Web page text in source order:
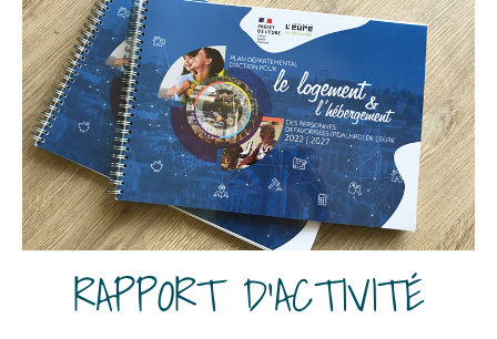
RAPPORT D’ACTIVITÉ